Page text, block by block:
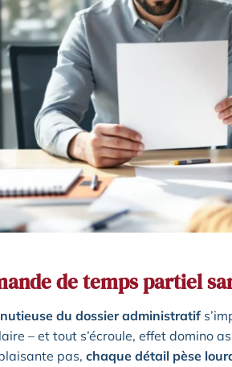
de temps partiel
du dossier administratif
– et tout s’écroule, effet domino
pas, chaque détail pèse